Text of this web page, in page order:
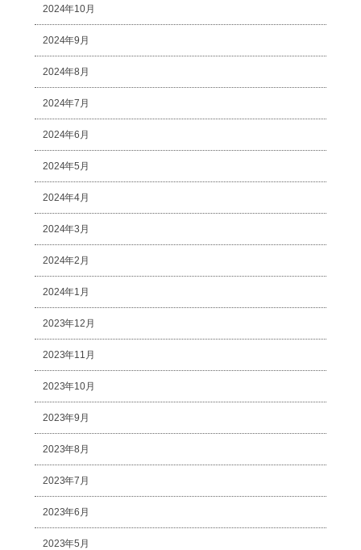
2024年10月
2024年9月
2024年8月
2024年7月
2024年6月
2024年5月
2024年4月
2024年3月
2024年2月
2024年1月
2023年12月
2023年11月
2023年10月
2023年9月
2023年8月
2023年7月
2023年6月
2023年5月